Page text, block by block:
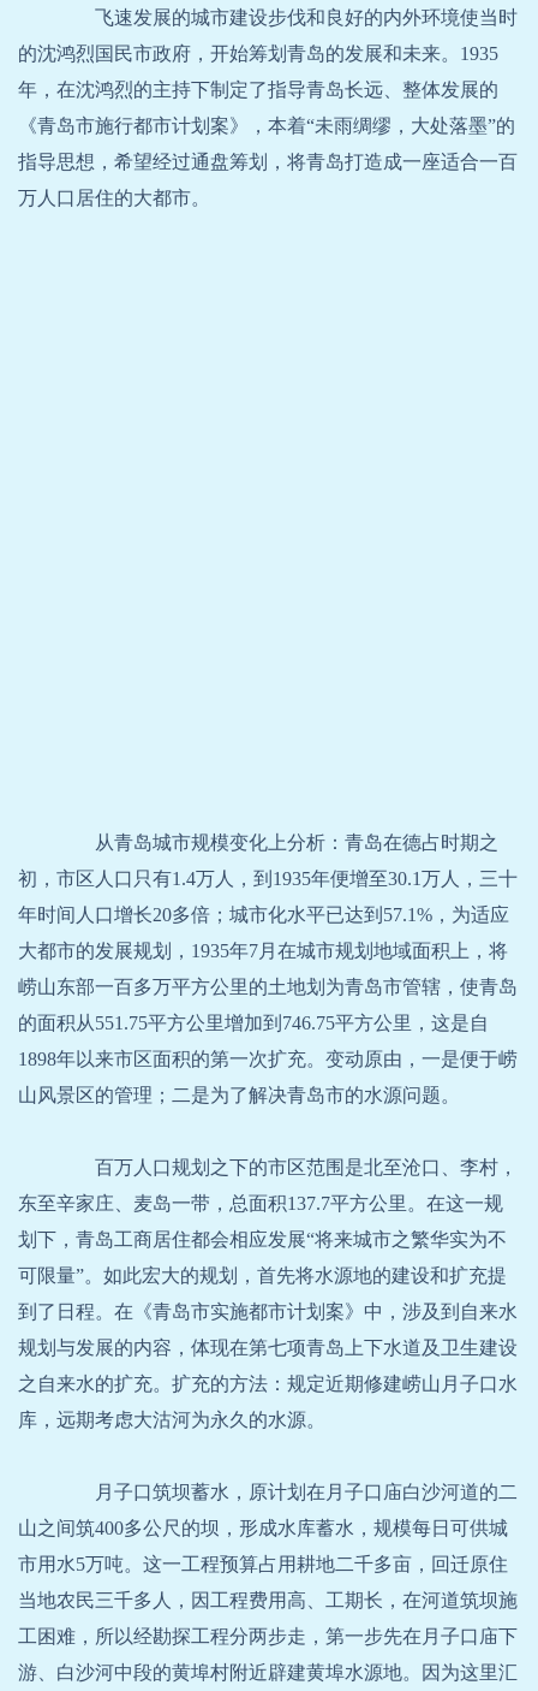
飞速发展的城市建设步伐和良好的内外环境使当时
的沈鸿烈国民市政府，开始筹划青岛的发展和未来。1935
年，在沈鸿烈的主持下制定了指导青岛长远、整体发展的
《青岛市施行都市计划案》，本着“未雨绸缪，大处落墨”的
指导思想，希望经过通盘筹划，将青岛打造成一座适合一百
万人口居住的大都市。
从青岛城市规模变化上分析：青岛在德占时期之
初，市区人口只有1.4万人，到1935年便增至30.1万人，三十
年时间人口增长20多倍；城市化水平已达到57.1%，为适应
大都市的发展规划，1935年7月在城市规划地域面积上，将
崂山东部一百多万平方公里的土地划为青岛市管辖，使青岛
的面积从551.75平方公里增加到746.75平方公里，这是自
1898年以来市区面积的第一次扩充。变动原由，一是便于崂
山风景区的管理；二是为了解决青岛市的水源问题。
百万人口规划之下的市区范围是北至沧口、李村，
东至辛家庄、麦岛一带，总面积137.7平方公里。在这一规
划下，青岛工商居住都会相应发展“将来城市之繁华实为不
可限量”。如此宏大的规划，首先将水源地的建设和扩充提
到了日程。在《青岛市实施都市计划案》中，涉及到自来水
规划与发展的内容，体现在第七项青岛上下水道及卫生建设
之自来水的扩充。扩充的方法：规定近期修建崂山月子口水
库，远期考虑大沽河为永久的水源。
月子口筑坝蓄水，原计划在月子口庙白沙河道的二
山之间筑400多公尺的坝，形成水库蓄水，规模每日可供城
市用水5万吨。这一工程预算占用耕地二千多亩，回迁原住
当地农民三千多人，因工程费用高、工期长，在河道筑坝施
工困难，所以经勘探工程分两步走，第一步先在月子口庙下
游、白沙河中段的黄埠村附近辟建黄埠水源地。因为这里汇